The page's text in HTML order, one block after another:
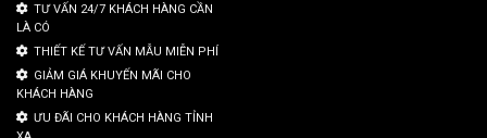
TƯ VẤN 24/7 KHÁCH HÀNG CẦN
LÀ CÓ
THIẾT KẾ TƯ VẤN MẪU MIỄN PHÍ
GIẢM GIÁ KHUYẾN MÃI CHO
KHÁCH HÀNG
ƯU ĐÃI CHO KHÁCH HÀNG TỈNH